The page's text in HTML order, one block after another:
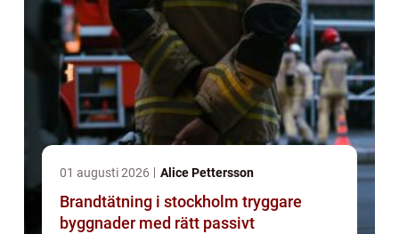
01 augusti 2026 Alice Pettersson
Brandtätning i stockholm tryggare
byggnader med rätt passivt